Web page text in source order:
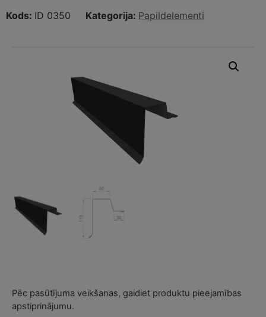
Kods: ID 0350 Kategorija: Papildelementi
Pēc pasūtījuma veikšanas, gaidiet produktu pieejamības
apstiprinājumu.